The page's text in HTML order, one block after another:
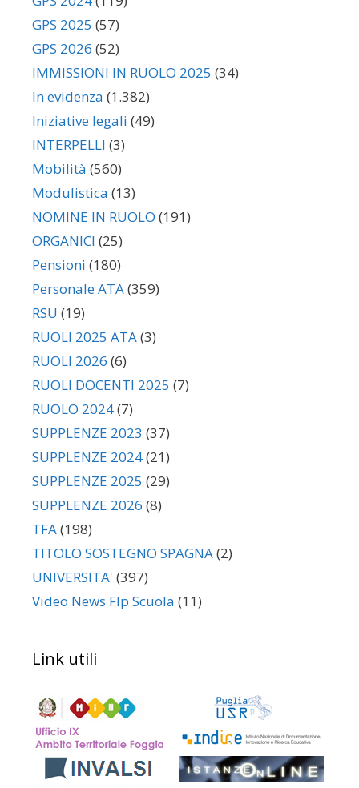
GPS 2025 (57)
GPS 2026 (52)
IMMISSIONI IN RUOLO 2025 (34)
In evidenza (1.382)
Iniziative legali (49)
INTERPELLI (3)
Mobilità (560)
Modulistica (13)
NOMINE IN RUOLO (191)
ORGANICI (25)
Pensioni (180)
Personale ATA(359)
RSU (19)
RUOLI 2025 ATA(3)
RUOLI 2026 (6)
RUOLI DOCENTI 2025 (7)
RUOLO 2024(7)
SUPPLENZE 2023 (37)
SUPPLENZE 2024(21)
SUPPLENZE 2025 (29)
SUPPLENZE 2026 (8)
TFA(198)
TITOLO SOSTEGNO SPAGNA(2)
UNIVERSITA' (397)
Video News Flp Scuola (11)
Link utili